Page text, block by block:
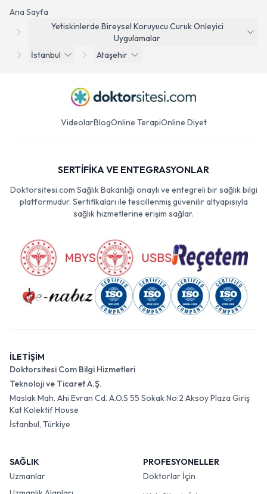
Ana Sayfa
Yetiskinlerde Bireysel Koruyucu Curuk Onleyici
Uygulamalar
İstanbul
Ataşehir
VideolarBlogOnline TerapiOnline Diyet
SERTİFİKA VE ENTEGRASYONLAR
Doktorsitesi.com Sağlık Bakanlığı onaylı ve entegreli bir sağlık bilgi
platformudur. Sertifikaları ile tescillenmiş güvenilir altyapısıyla
sağlık hizmetlerine erişim sağlar.
İLETİŞİM
Doktorsitesi Com Bilgi Hizmetleri
Teknoloji ve Ticaret A.Ş.
Maslak Mah. Ahi Evran Cd. A.O.S 55 Sokak No:2 Aksoy Plaza Giriş
Kat Kolektif House
İstanbul, Türkiye
SAĞLIK
Uzmanlar
PROFESYONELLER
Doktorlar İçin